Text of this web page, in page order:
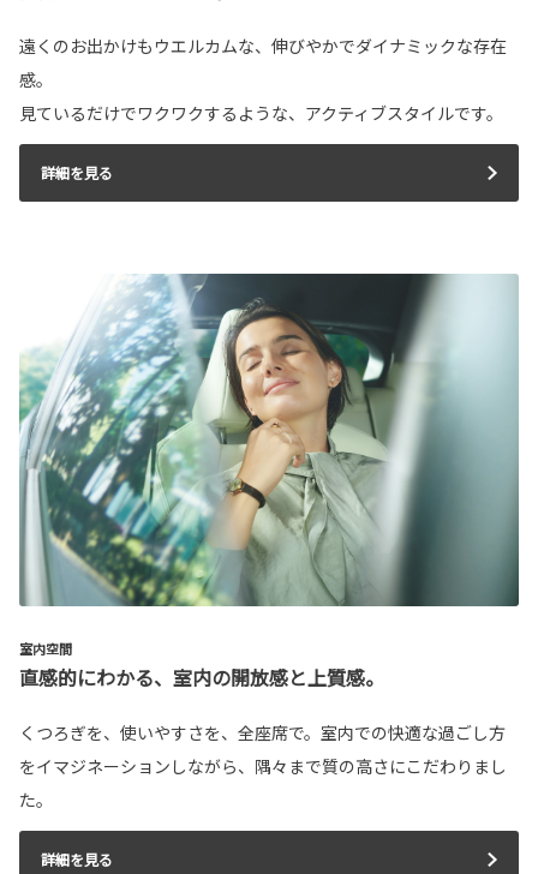
遠くのお出かけもウエルカムな、伸びやかでダイナミックな存在
感。
見ているだけでワクワクするような、アクティブスタイルです。
詳細を見る
室内空間
直感的にわかる、室内の開放感と上質感。
くつろぎを、使いやすさを、全座席で。室内での快適な過ごし方
をイマジネーションしながら、隅々まで質の高さにこだわりまし
た。
詳細を見る